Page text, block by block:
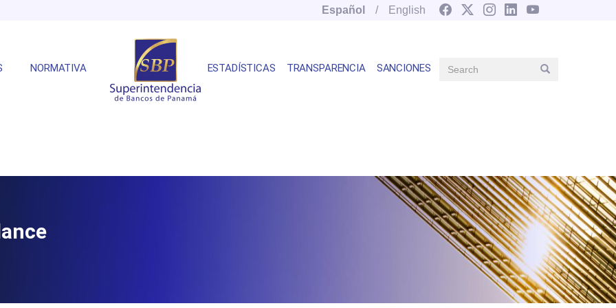
Español English
NORMATIVA ESTADÍSTICAS TRANSPARENCIA SANCIONES Search Search